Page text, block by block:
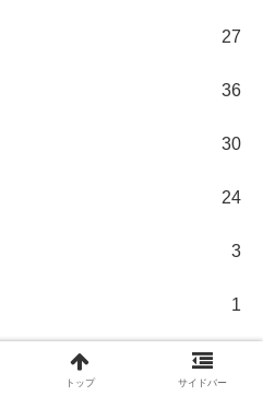
27
36
30
24
3
1
トップ サイドバー